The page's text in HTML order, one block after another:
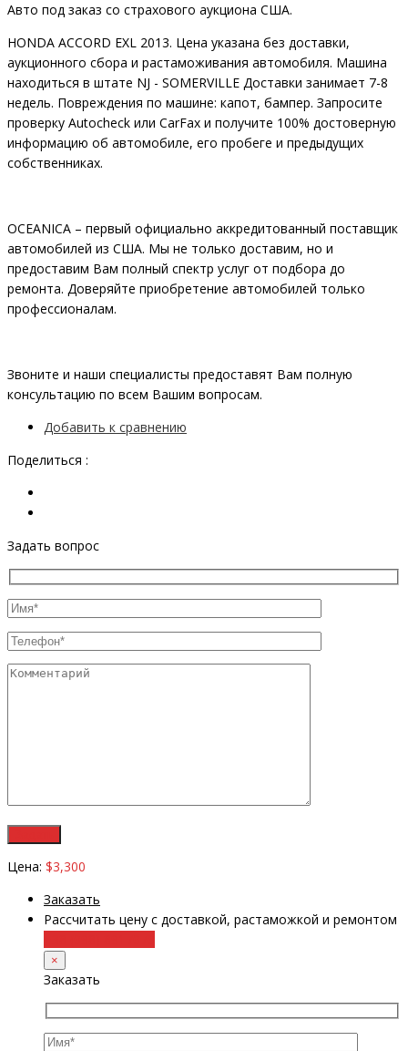
Авто под заказ со страхового аукциона США.
HONDA ACCORD EXL 2013. Цена указана без доставки,
аукционного сбора и растаможивания автомобиля. Машина
находиться в штате NJ - SOMERVILLE Доставки занимает 7-8
недель. Повреждения по машине: капот, бампер. Запросите
проверку Autocheck или CarFax и получите 100% достоверную
информацию об автомобиле, его пробеге и предыдущих
собственниках.
OCEANIСA – первый официально аккредитованный поставщик
автомобилей из США. Мы не только доставим, но и
предоставим Вам полный спектр услуг от подбора до
ремонта. Доверяйте приобретение автомобилей только
профессионалам.
Звоните и наши специалисты предоставят Вам полную
консультацию по всем Вашим вопросам.
Добавить к сравнению
Поделиться :
Задать вопрос
Цена: $3,300
Заказать
Рассчитать цену с доставкой, растаможкой и ремонтом
×
Заказать